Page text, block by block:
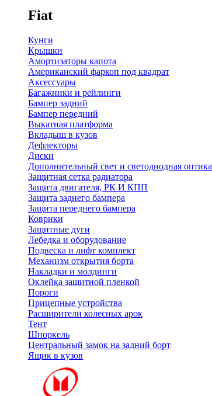
Fiat
Кунги
Крышки
Амортизаторы капота
Американский фаркоп под квадрат
Аксессуары
Багажники и рейлинги
Бампер задний
Бампер передний
Выкатная платформа
Вкладыш в кузов
Дефлекторы
Диски
Дополнительный свет и светодиодная оптика
Защитная сетка радиатора
Защита двигателя, РК И КПП
Защита заднего бампера
Защита переднего бампера
Коврики
Защитные дуги
Лебедка и оборудование
Подвеска и лифт комплект
Механизм открытия борта
Накладки и молдинги
Оклейка защитной пленкой
Пороги
Прицепные устройства
Расширители колесных арок
Тент
Шноркель
Центральный замок на задний борт
Ящик в кузов